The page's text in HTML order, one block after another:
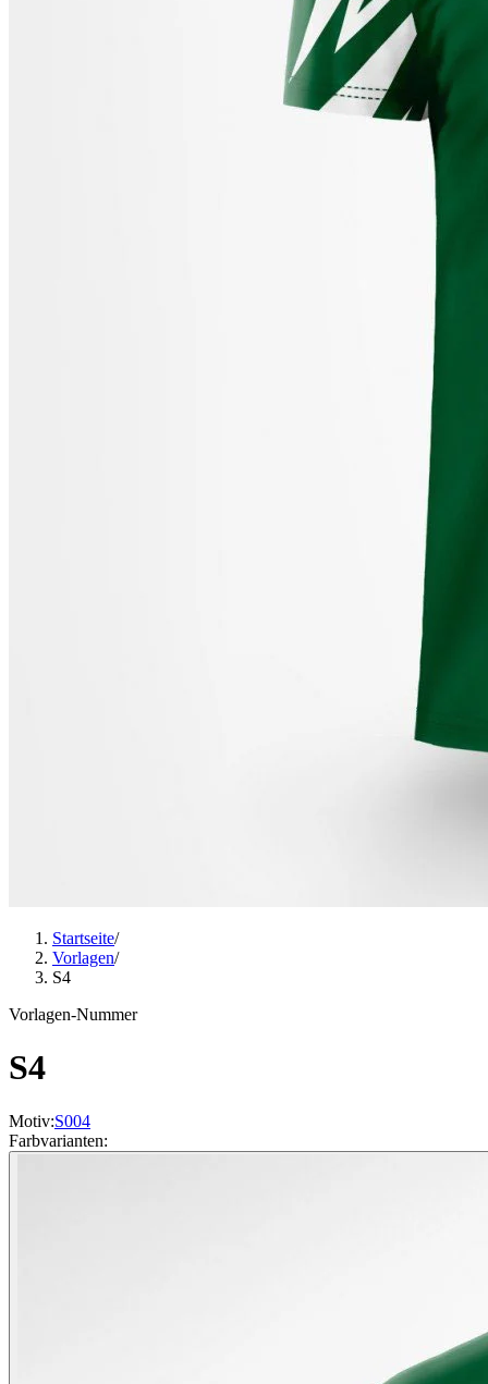
Startseite/
Vorlagen/
S4
Vorlagen-Nummer
S4
Motiv:S004
Farbvarianten: